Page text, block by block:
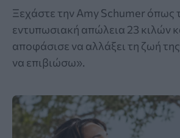
Ξεχάστε την Amy Schumer όπως
εντυπωσιακή απώλεια 23 κιλών
αποφάσισε να αλλάξει τη ζωή
να επιβιώσω».